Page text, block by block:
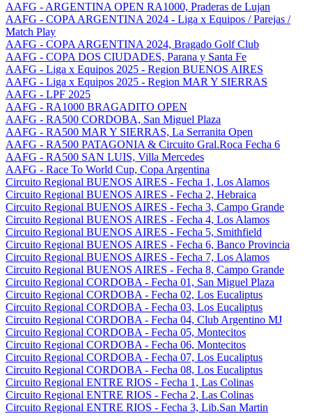
AAFG - ARGENTINA OPEN RA1000, Praderas de Lujan
AAFG - COPA ARGENTINA 2024 - Liga x Equipos / Parejas /
Match Play
AAFG - COPA ARGENTINA 2024, Bragado Golf Club
AAFG - COPA DOS CIUDADES, Parana y Santa Fe
AAFG - Liga x Equipos 2025 - Region BUENOS AIRES
AAFG - Liga x Equipos 2025 - Region MAR Y SIERRAS
AAFG - LPF 2025
AAFG - RA1000 BRAGADITO OPEN
AAFG - RA500 CORDOBA, San Miguel Plaza
AAFG - RA500 MAR Y SIERRAS, La Serranita Open
AAFG - RA500 PATAGONIA & Circuito Gral.Roca Fecha 6
AAFG - RA500 SAN LUIS, Villa Mercedes
AAFG - Race To World Cup, Copa Argentina
Circuito Regional BUENOS AIRES - Fecha 1, Los Alamos
Circuito Regional BUENOS AIRES - Fecha 2, Hebraica
Circuito Regional BUENOS AIRES - Fecha 3, Campo Grande
Circuito Regional BUENOS AIRES - Fecha 4, Los Alamos
Circuito Regional BUENOS AIRES - Fecha 5, Smithfield
Circuito Regional BUENOS AIRES - Fecha 6, Banco Provincia
Circuito Regional BUENOS AIRES - Fecha 7, Los Alamos
Circuito Regional BUENOS AIRES - Fecha 8, Campo Grande
Circuito Regional CORDOBA - Fecha 01, San Miguel Plaza
Circuito Regional CORDOBA - Fecha 02, Los Eucaliptus
Circuito Regional CORDOBA - Fecha 03, Los Eucaliptus
Circuito Regional CORDOBA - Fecha 04, Club Argentino MJ
Circuito Regional CORDOBA - Fecha 05, Montecitos
Circuito Regional CORDOBA - Fecha 06, Montecitos
Circuito Regional CORDOBA - Fecha 07, Los Eucaliptus
Circuito Regional CORDOBA - Fecha 08, Los Eucaliptus
Circuito Regional ENTRE RIOS - Fecha 1, Las Colinas
Circuito Regional ENTRE RIOS - Fecha 2, Las Colinas
Circuito Regional ENTRE RIOS - Fecha 3, Lib.San Martin